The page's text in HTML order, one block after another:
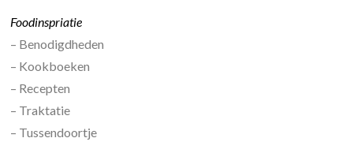
Foodinspriatie
– Benodigdheden
– Kookboeken
– Recepten
– Traktatie
– Tussendoortje